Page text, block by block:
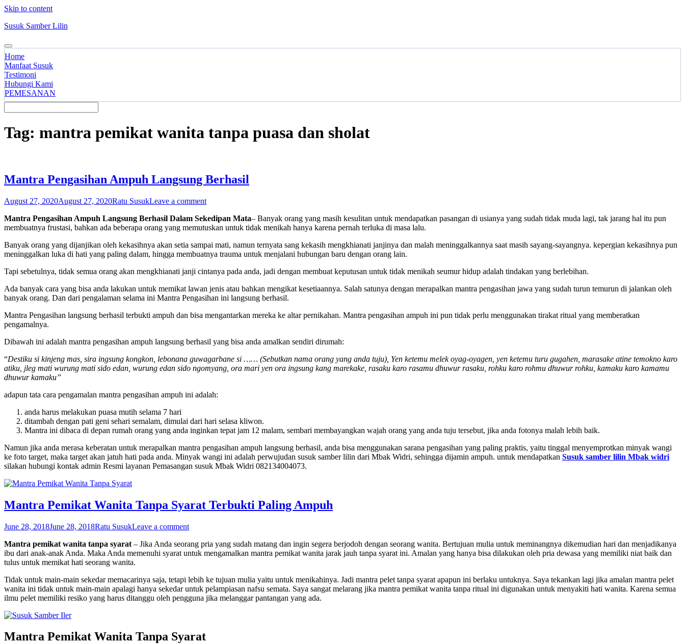
Skip to content
Susuk Samber Lilin
Home
Manfaat Susuk
Testimoni
Hubungi Kami
PEMESANAN
Tag: mantra pemikat wanita tanpa puasa dan sholat
Mantra Pengasihan Ampuh Langsung Berhasil
August 27, 2020August 27, 2020Ratu SusukLeave a comment
Mantra Pengasihan Ampuh Langsung Berhasil Dalam Sekedipan Mata– Banyak orang yang masih kesulitan untuk mendapatkan pasangan di usianya yang sudah tidak muda lagi, tak jarang hal itu pun
membuatnya frustasi, bahkan ada beberapa orang yang memutuskan untuk tidak menikah hanya karena pernah terluka di masa lalu.
Banyak orang yang dijanjikan oleh kekasihnya akan setia sampai mati, namun ternyata sang kekasih mengkhianati janjinya dan malah meninggalkannya saat masih sayang-sayangnya. kepergian kekasihnya pun
meninggalkan luka di hati yang paling dalam, hingga membuatnya trauma untuk menjalani hubungan baru dengan orang lain.
Tapi sebetulnya, tidak semua orang akan mengkhianati janji cintanya pada anda, jadi dengan membuat keputusan untuk tidak menikah seumur hidup adalah tindakan yang berlebihan.
Ada banyak cara yang bisa anda lakukan untuk memikat lawan jenis atau bahkan mengikat kesetiaannya. Salah satunya dengan merapalkan mantra pengasihan jawa yang sudah turun temurun di jalankan oleh
banyak orang. Dan dari pengalaman selama ini Mantra Pengasihan ini langsung berhasil.
Mantra Pengasihan langsung berhasil terbukti ampuh dan bisa mengantarkan mereka ke altar pernikahan. Mantra pengasihan ampuh ini pun tidak perlu menggunakan tirakat ritual yang memberatkan
pengamalnya.
Dibawah ini adalah mantra pengasihan ampuh langsung berhasil yang bisa anda amalkan sendiri dirumah:
“Destiku si kinjeng mas, sira ingsung kongkon, lebonana guwagarbane si …… (Sebutkan nama orang yang anda tuju), Yen ketemu melek oyag-oyagen, yen ketemu turu gugahen, marasake atine temokno karo
atiku, jleg mati wurung mati sido edan, wurung edan sido ngomyang, ora mari yen ora ingsung kang marekake, rasaku karo rasamu dhuwur rasaku, rohku karo rohmu dhuwur rohku, kamaku karo kamamu
dhuwur kamaku”
adapun tata cara pengamalan mantra pengasihan ampuh ini adalah:
anda harus melakukan puasa mutih selama 7 hari
ditambah dengan pati geni sehari semalam, dimulai dari hari selasa kliwon.
Mantra ini dibaca di depan rumah orang yang anda inginkan tepat jam 12 malam, sembari membayangkan wajah orang yang anda tuju tersebut, jika anda fotonya malah lebih baik.
Namun jika anda merasa keberatan untuk merapalkan mantra pengasihan ampuh langsung berhasil, anda bisa menggunakan sarana pengasihan yang paling praktis, yaitu tinggal menyemprotkan minyak wangi
ke foto target, maka target akan jatuh hati pada anda. Minyak wangi ini adalah perwujudan susuk samber lilin dari Mbak Widri, sehingga dijamin ampuh. untuk mendapatkan Susuk samber lilin Mbak widri
silakan hubungi kontak admin Resmi layanan Pemasangan susuk Mbak Widri 082134004073.
Mantra Pemikat Wanita Tanpa Syarat Terbukti Paling Ampuh
June 28, 2018June 28, 2018Ratu SusukLeave a comment
Mantra pemikat wanita tanpa syarat – Jika Anda seorang pria yang sudah matang dan ingin segera berjodoh dengan seorang wanita. Bertujuan mulia untuk meminangnya dikemudian hari dan menjadikanya
ibu dari anak-anak Anda. Maka Anda memenuhi syarat untuk mengamalkan mantra pemikat wanita jarak jauh tanpa syarat ini. Amalan yang hanya bisa dilakukan oleh pria dewasa yang memiliki niat baik dan
tulus untuk memikat hati seorang wanita.
Tidak untuk main-main sekedar memacarinya saja, tetapi lebih ke tujuan mulia yaitu untuk menikahinya. Jadi mantra pelet tanpa syarat apapun ini berlaku untuknya. Saya tekankan lagi jika amalan mantra pelet
wanita ini tidak untuk main-main apalagi hanya sekedar untuk pelampiasan nafsu semata. Saya sangat melarang jika mantra pemikat wanita tanpa ritual ini digunakan untuk menyakiti hati wanita. Karena semua
ilmu pelet memiliki resiko yang harus ditanggu oleh pengguna jika melanggar pantangan yang ada.
Mantra Pemikat Wanita Tanpa Syarat